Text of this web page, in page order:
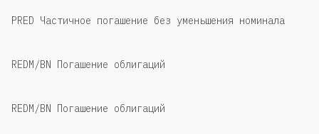
PRED Частичное погашение без уменьшения номинала
REDM/BN Погашение облигаций
REDM/BN Погашение облигаций